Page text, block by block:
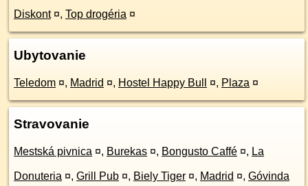
Diskont ¤, Top drogéria ¤
Ubytovanie
Teledom ¤, Madrid ¤, Hostel Happy Bull ¤, Plaza ¤
Stravovanie
Mestská pivnica ¤, Burekas ¤, Bongusto Caffé ¤, La
Donuteria ¤, Grill Pub ¤, Biely Tiger ¤, Madrid ¤, Góvinda